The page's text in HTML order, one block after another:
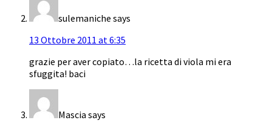
sulemaniche says
13 Ottobre 2011 at 6:35
grazie per aver copiato…la ricetta di viola mi era
sfuggita! baci
Mascia says